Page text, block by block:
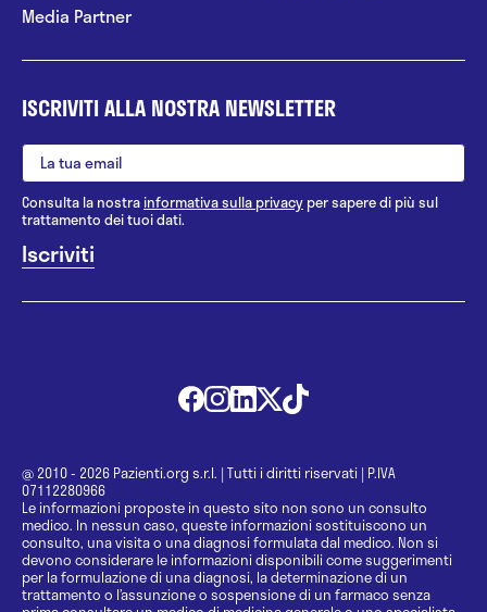
Media Partner
ISCRIVITI ALLA NOSTRA NEWSLETTER
Consulta la nostrainformativa sulla privacy per sapere di più sul
trattamento dei tuoi dati.
@ 2010 - 2026 Pazienti.org s.r.l. | Tutti i diritti riservati | P.IVA
07112280966
Le informazioni proposte in questo sito non sono un consulto
medico. In nessun caso, queste informazioni sostituiscono un
consulto, una visita o una diagnosi formulata dal medico. Non si
devono considerare le informazioni disponibili come suggerimenti
per la formulazione di una diagnosi, la determinazione di un
trattamento o l’assunzione o sospensione di un farmaco senza